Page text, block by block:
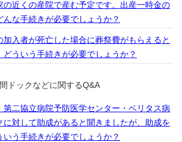
の近くの産院で産む予定です。出産一時金の
んな手続きが必要でしょうか？
加入者が死亡した場合に葬祭費がもらえると
どういう手続きが必要でしょうか？
ドックなどに関するQ&A
第二協立病院予防医学センター・ベリタス病
に対して助成があると聞きましたが、助成を
いう手続きが必要でしょうか？